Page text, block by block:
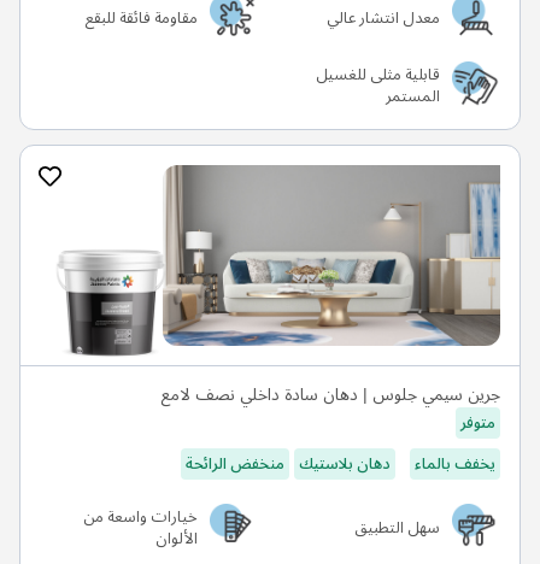
معدل انتشار عالي
مقاومة فائقة للبقع
قابلية مثلى للغسيل
المستمر
جرين سيمي جلوس | دهان سادة داخلي نصف لامع
متوفر
يخفف بالماء
دهان بلاستيك منخفض الرائحة
سهل التطبيق
خيارات واسعة من
الألوان